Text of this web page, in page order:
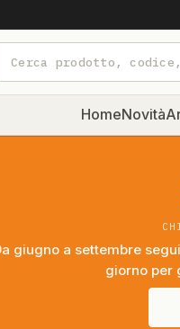
HomeNovità
giugno a settembre
giorno per